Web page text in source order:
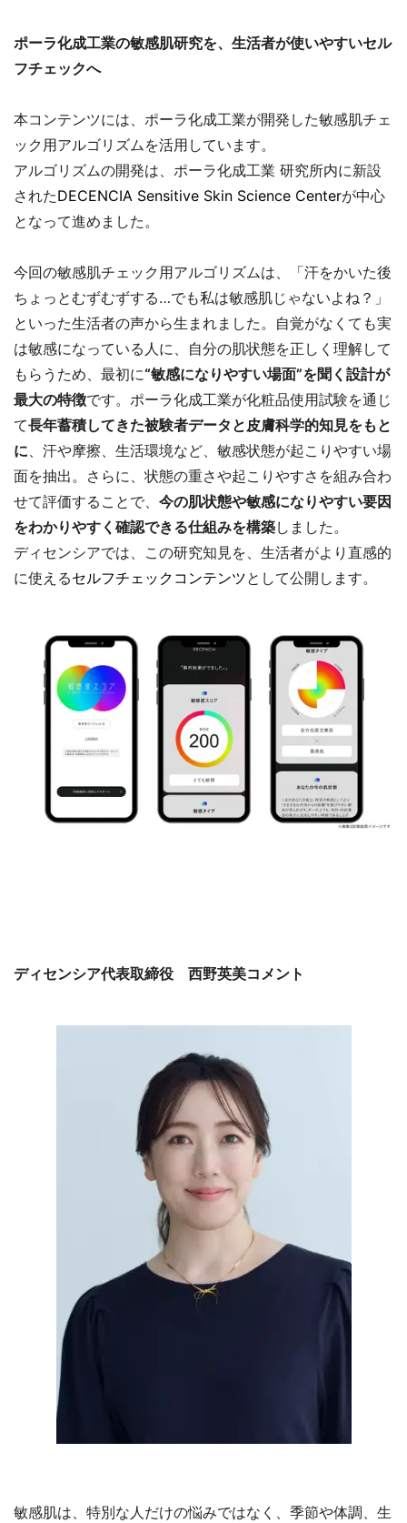
ポーラ化成工業の敏感肌研究を、生活者が使いやすいセル
フチェックへ
本コンテンツには、ポーラ化成工業が開発した敏感肌チェ
ック用アルゴリズムを活用しています。
アルゴリズムの開発は、ポーラ化成工業 研究所内に新設
されたDECENCIA Sensitive Skin Science Centerが中心
となって進めました。
今回の敏感肌チェック用アルゴリズムは、「汗をかいた後
ちょっとむずむずする…でも私は敏感肌じゃないよね？」
といった生活者の声から生まれました。自覚がなくても実
は敏感になっている人に、自分の肌状態を正しく理解して
もらうため、最初に“敏感になりやすい場面”を聞く設計が
最大の特徴です。ポーラ化成工業が化粧品使用試験を通じ
て長年蓄積してきた被験者データと皮膚科学的知見をもと
に 、汗や摩擦、生活環境など、敏感状態が起こりやすい場
面を抽出。さらに、状態の重さや起こりやすさを組み合わ
せて評価することで、 今の肌状態や敏感になりやすい要因
をわかりやすく確認できる仕組みを構築しました。
ディセンシアでは、この研究知見を、生活者がより直感的
に使えるセルフチェックコンテンツとして公開します。
ディセンシア代表取締役 西野英美コメント
敏感肌は、特別な人だけの悩みではなく、季節や体調、生